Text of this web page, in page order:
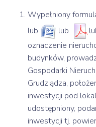
Wypełniony
lub
lub
oznaczenie
budynków,
Gospodarki
Grudziądza,
inwestycji pod
udostępniony,
inwestycji tj.